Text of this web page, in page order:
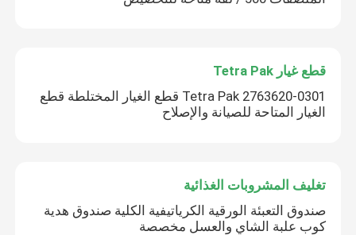
قطع غيار Tetra Pak
2763620-0301 Tetra Pak قطع الغيار المختلطة قطع
الغيار المتاحة للصيانة والإصلاح
تغليف المشروبات الغذائية
صندوق التعبئة الورقية الكرياتيفية الكلية صندوق هدية
كوب علبة الشاي والعسل مخصصة